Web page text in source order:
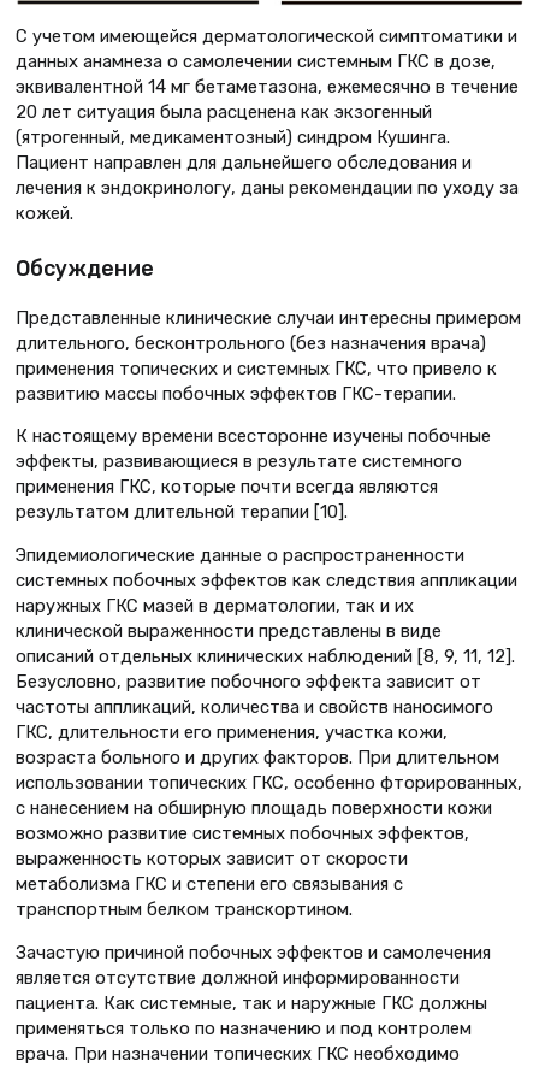
С учетом имеющейся дерматологической симптоматики и
данных анамнеза о самолечении системным ГКС в дозе,
эквивалентной 14 мг бетаметазона, ежемесячно в течение
20 лет ситуация была расценена как экзогенный
(ятрогенный, медикаментозный) синдром Кушинга.
Пациент направлен для дальнейшего обследования и
лечения к эндокринологу, даны рекомендации по уходу за
кожей.
Обсуждение
Представленные клинические случаи интересны примером
длительного, бесконтрольного (без назначения врача)
применения топических и системных ГКС, что привело к
развитию массы побочных эффектов ГКС-терапии.
К настоящему времени всесторонне изучены побочные
эффекты, развивающиеся в результате системного
применения ГКС, которые почти всегда являются
результатом длительной терапии [10].
Эпидемиологические данные о распространенности
системных побочных эффектов как следствия аппликации
наружных ГКС мазей в дерматологии, так и их
клинической выраженности представлены в виде
описаний отдельных клинических наблюдений [8, 9, 11, 12].
Безусловно, развитие побочного эффекта зависит от
частоты аппликаций, количества и свойств наносимого
ГКС, длительности его применения, участка кожи,
возраста больного и других факторов. При длительном
использовании топических ГКС, особенно фторированных,
с нанесением на обширную площадь поверхности кожи
возможно развитие системных побочных эффектов,
выраженность которых зависит от скорости
метаболизма ГКС и степени его связывания с
транспортным белком транскортином.
Зачастую причиной побочных эффектов и самолечения
является отсутствие должной информированности
пациента. Как системные, так и наружные ГКС должны
применяться только по назначению и под контролем
врача. При назначении топических ГКС необходимо